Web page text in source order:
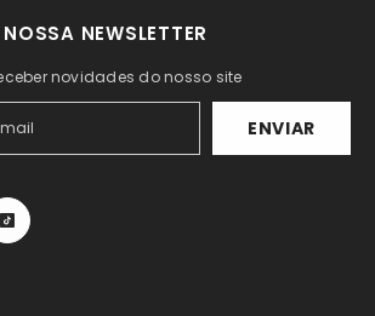
NEWSLETTER
novidades do nosso site
ENVIAR